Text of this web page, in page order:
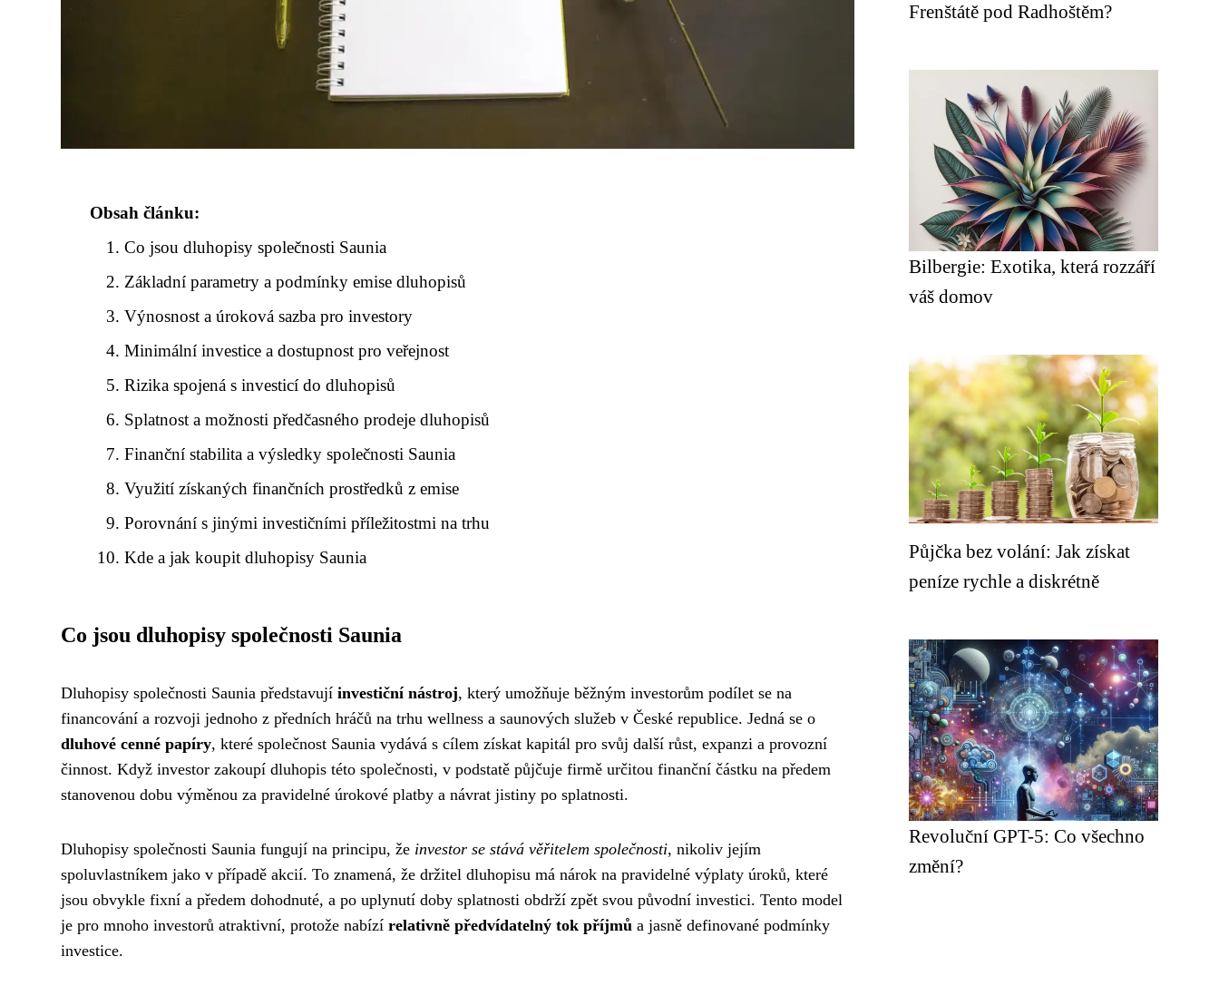
Obsah článku:
Co jsou dluhopisy společnosti Saunia
Základní parametry a podmínky emise dluhopisů
Výnosnost a úroková sazba pro investory
Minimální investice a dostupnost pro veřejnost
Rizika spojená s investicí do dluhopisů
Splatnost a možnosti předčasného prodeje dluhopisů
Finanční stabilita a výsledky společnosti Saunia
Využití získaných finančních prostředků z emise
Porovnání s jinými investičními příležitostmi na trhu
Kde a jak koupit dluhopisy Saunia
Co jsou dluhopisy společnosti Saunia
Dluhopisy společnosti Saunia představují investiční nástroj, který umožňuje běžným investorům podílet se na
financování a rozvoji jednoho z předních hráčů na trhu wellness a saunových služeb v České republice. Jedná se o
dluhové cenné papíry, které společnost Saunia vydává s cílem získat kapitál pro svůj další růst, expanzi a provozní
činnost. Když investor zakoupí dluhopis této společnosti, v podstatě půjčuje firmě určitou finanční částku na předem
stanovenou dobu výměnou za pravidelné úrokové platby a návrat jistiny po splatnosti.
Dluhopisy společnosti Saunia fungují na principu, že investor se stává věřitelem společnosti, nikoliv jejím
spoluvlastníkem jako v případě akcií. To znamená, že držitel dluhopisu má nárok na pravidelné výplaty úroků, které
jsou obvykle fixní a předem dohodnuté, a po uplynutí doby splatnosti obdrží zpět svou původní investici. Tento model
je pro mnoho investorů atraktivní, protože nabízí relativně předvídatelný tok příjmů a jasně definované podmínky
investice.
Frenštátě pod Radhoštěm?
Bilbergie: Exotika, která rozzáří
váš domov
Půjčka bez volání: Jak získat
peníze rychle a diskrétně
Revoluční GPT-5: Co všechno
změní?